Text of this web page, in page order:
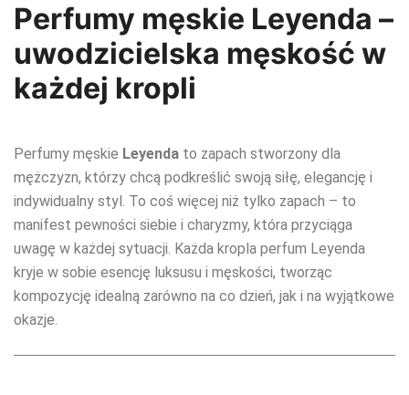
Perfumy męskie Leyenda –
uwodzicielska męskość w
każdej kropli
Perfumy męskie Leyenda to zapach stworzony dla
mężczyzn, którzy chcą podkreślić swoją siłę, elegancję i
indywidualny styl. To coś więcej niż tylko zapach – to
manifest pewności siebie i charyzmy, która przyciąga
uwagę w każdej sytuacji. Każda kropla perfum Leyenda
kryje w sobie esencję luksusu i męskości, tworząc
kompozycję idealną zarówno na co dzień, jak i na wyjątkowe
okazje.